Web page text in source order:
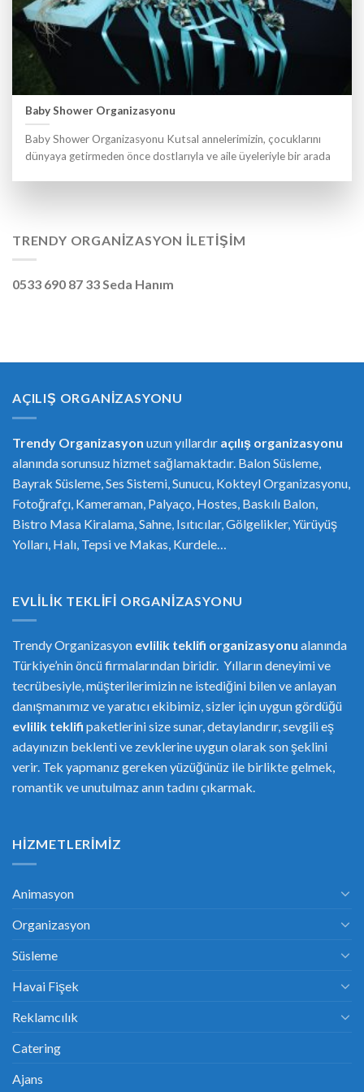
Baby Shower Organizasyonu
Baby Shower Organizasyonu Kutsal annelerimizin, çocuklarını
dünyaya getirmeden önce dostlarıyla ve aile üyeleriyle bir arada
TRENDY ORGANIZASYON İLETIŞIM
0533 690 87 33 Seda Hanım
AÇILIŞ ORGANIZASYONU
Trendy Organizasyon uzun yıllardır açılış organizasyonu
alanında sorunsuz hizmet sağlamaktadır. Balon Süsleme,
Bayrak Süsleme, Ses Sistemi, Sunucu, Kokteyl Organizasyonu,
Fotoğrafçı, Kameraman, Palyaço, Hostes, Baskılı Balon,
Bistro Masa Kiralama, Sahne, Isıtıcılar, Gölgelikler, Yürüyüş
Yolları, Halı, Tepsi ve Makas, Kurdele…
EVLILIK TEKLIFI ORGANIZASYONU
Trendy Organizasyon evlilik teklifi organizasyonu alanında
Türkiye’nin öncü firmalarından biridir. Yılların deneyimi ve
tecrübesiyle, müşterilerimizin ne istediğini bilen ve anlayan
danışmanımız ve yaratıcı ekibimiz, sizler için uygun gördüğü
evlilik teklifi paketlerini size sunar, detaylandırır, sevgili eş
adayınızın beklenti ve zevklerine uygun olarak son şeklini
verir. Tek yapmanız gereken yüzüğünüz ile birlikte gelmek,
romantik ve unutulmaz anın tadını çıkarmak.
HIZMETLERIMIZ
Animasyon
Organizasyon
Süsleme
Havai Fişek
Reklamcılık
Catering
Ajans